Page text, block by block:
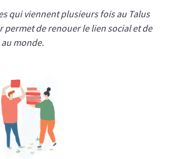
qui viennent plusieurs fois au Talus
permet de renouer le lien social et de
monde.